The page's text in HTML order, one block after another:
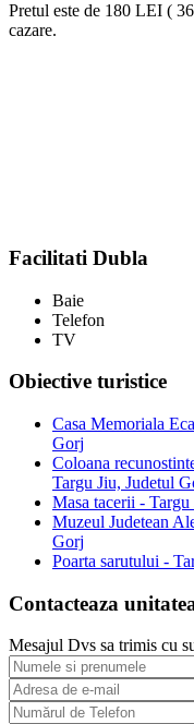
Pretul este de 180 LEI (
cazare.
Facilitati Dubla
Baie
Telefon
TV
Obiective turistice
Casa Memoriala
Gorj
Coloana
Targu Jiu, Judetul
Masa tacerii -
Muzeul Judetean
Gorj
Poarta sarutului -
Contacteaza
Mesajul Dvs sa trimis cu